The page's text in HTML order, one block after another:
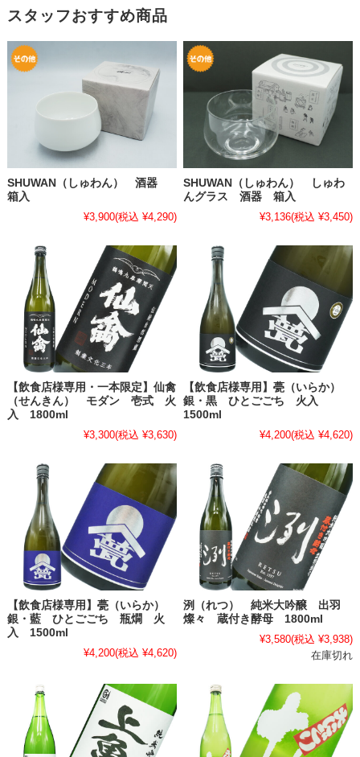
スタッフおすすめ商品
SHUWAN（しゅわん） 酒器
箱入
¥3,900(税込 ¥4,290)
SHUWAN（しゅわん） しゅわ
んグラス 酒器 箱入
¥3,136(税込 ¥3,450)
【飲食店様専用・一本限定】仙禽
（せんきん） モダン 壱式 火
入 1800ml
¥3,300(税込 ¥3,630)
【飲食店様専用】甍（いらか）
銀・黒 ひとごごち 火入
1500ml
¥4,200(税込 ¥4,620)
【飲食店様専用】甍（いらか）
銀・藍 ひとごごち 瓶燗 火
入 1500ml
¥4,200(税込 ¥4,620)
洌（れつ） 純米大吟醸 出羽
燦々 蔵付き酵母 1800ml
¥3,580(税込 ¥3,938)
在庫切れ